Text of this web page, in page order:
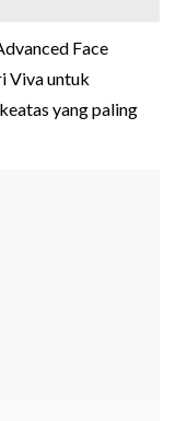
Face
Viva untuk
yang paling